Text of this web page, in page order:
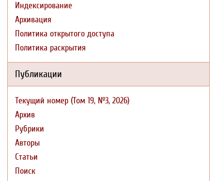
Индексирование
Архивация
Политика открытого доступа
Политика раскрытия
Публикации
Текущий номер (Том 19, №3, 2026)
Архив
Рубрики
Авторы
Статьи
Поиск